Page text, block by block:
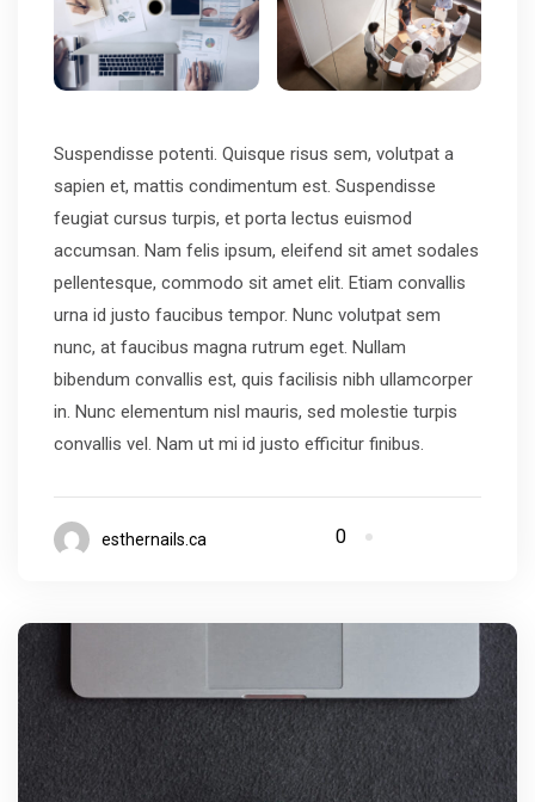
Suspendisse potenti. Quisque risus sem, volutpat a
sapien et, mattis condimentum est. Suspendisse
feugiat cursus turpis, et porta lectus euismod
accumsan. Nam felis ipsum, eleifend sit amet sodales
pellentesque, commodo sit amet elit. Etiam convallis
urna id justo faucibus tempor. Nunc volutpat sem
nunc, at faucibus magna rutrum eget. Nullam
bibendum convallis est, quis facilisis nibh ullamcorper
in. Nunc elementum nisl mauris, sed molestie turpis
convallis vel. Nam ut mi id justo efficitur finibus.
esthernails.ca 0